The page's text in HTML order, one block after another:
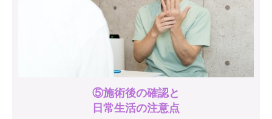
⑤施術後の確認と
日常生活の注意点